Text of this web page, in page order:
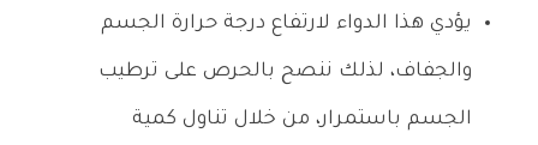
يؤدي هذا الدواء لارتفاع درجة حرارة الجسم
والجفاف، لذلك ننصح بالحرص على ترطيب
الجسم باستمرار، من خلال تناول كمية